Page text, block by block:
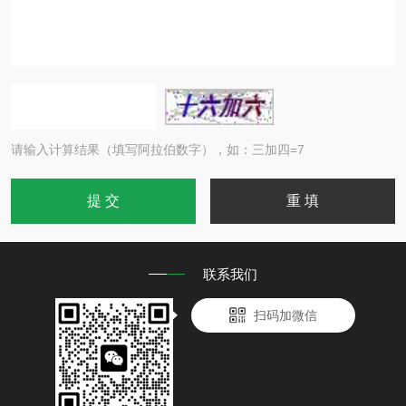
请输入计算结果（填写阿拉伯数字），如：三加四=7
联系我们
扫码加微信